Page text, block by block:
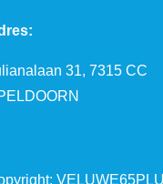
31, 7315 CC